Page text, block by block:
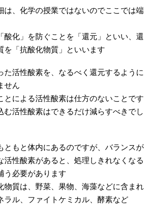
は、化学の授業ではないのでここでは端
酸化」を防ぐことを「還元」といい、還
を「抗酸化物質」といいます
た活性酸素を、なるべく還元するように
せん
とによる活性酸素は仕方のないことです
む活性酸素はできるだけ減らすべきでし
ともと体内にあるのですが、バランスが
活性酸素があると、処理しきれなくなる
う必要があります
物質は、野菜、果物、海藻などに含まれ
ラル、ファイトケミカル、酵素など